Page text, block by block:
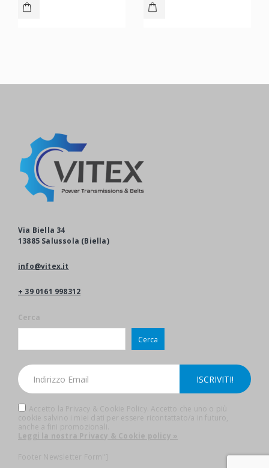
Via Biella 34
13885 Salussola (Biella)
info@vitex.it
+ 39 0161 998312
Cerca
Cerca
Accetto la Privacy & Cookie Policy. Accetto che uno o più
cookie salvino i miei dati per essere ricontattato/a in futuro,
anche a fini promozionali.
Leggi la nostra Privacy & Cookie policy »
Footer Newsletter Form"]